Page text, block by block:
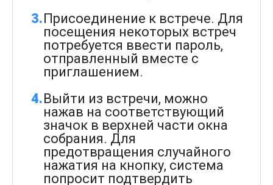
Присоединение к встрече. Для
посещения некоторых встреч
потребуется ввести пароль,
отправленный вместе с
приглашением.
Выйти из встречи, можно
нажав на соответствующий
значок в верхней части окна
собрания. Для
предотвращения случайного
нажатия на кнопку, система
попросит подтвердить